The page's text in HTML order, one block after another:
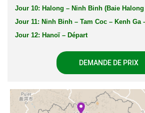
Jour 10: Halong – Ninh Binh (Baie
Jour 11: Ninh Binh – Tam Coc – Kenh Ga
Jour 12: Hanoï – Départ
DEMANDE DE PRIX